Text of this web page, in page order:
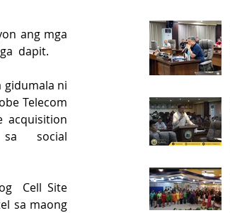
ang mga
dapit.
gidumala ni
Telecom
acquisition
sa  social
Cell Site
sa maong